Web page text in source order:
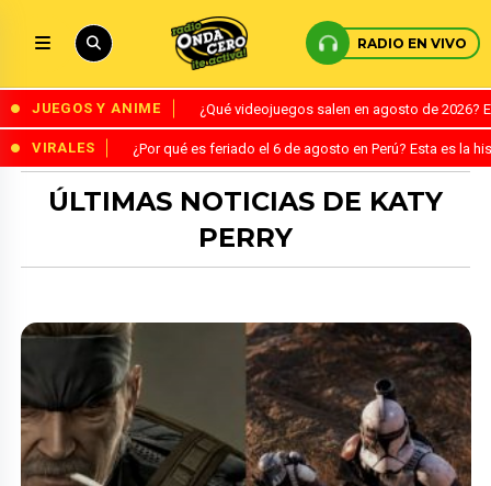
RADIO EN VIVO
JUEGOS Y ANIME ¿Qué videojuegos salen en agosto de
VIRALES ¿Por qué es feriado el 6 de agosto en Perú? Esta es la
ÚLTIMAS NOTICIAS DE KATY
PERRY